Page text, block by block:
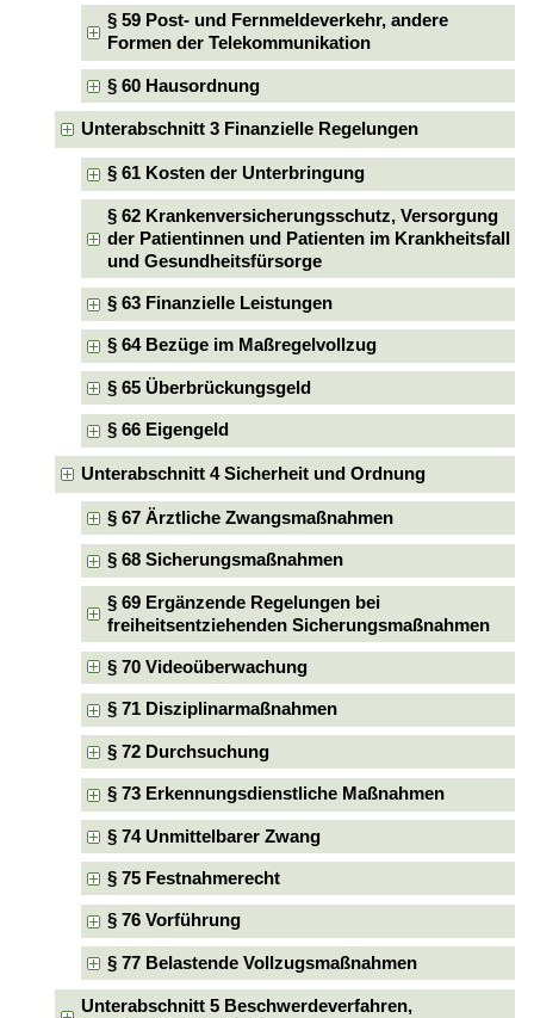
§ 59 Post- und Fernmeldeverkehr, andere
Formen der Telekommunikation
§ 60 Hausordnung
Unterabschnitt 3 Finanzielle Regelungen
§ 61 Kosten der Unterbringung
§ 62 Krankenversicherungsschutz, Versorgung
der Patientinnen und Patienten im Krankheitsfall
und Gesundheitsfürsorge
§ 63 Finanzielle Leistungen
§ 64 Bezüge im Maßregelvollzug
§ 65 Überbrückungsgeld
§ 66 Eigengeld
Unterabschnitt 4 Sicherheit und Ordnung
§ 67 Ärztliche Zwangsmaßnahmen
§ 68 Sicherungsmaßnahmen
§ 69 Ergänzende Regelungen bei
freiheitsentziehenden Sicherungsmaßnahmen
§ 70 Videoüberwachung
§ 71 Disziplinarmaßnahmen
§ 72 Durchsuchung
§ 73 Erkennungsdienstliche Maßnahmen
§ 74 Unmittelbarer Zwang
§ 75 Festnahmerecht
§ 76 Vorführung
§ 77 Belastende Vollzugsmaßnahmen
Unterabschnitt 5 Beschwerdeverfahren,